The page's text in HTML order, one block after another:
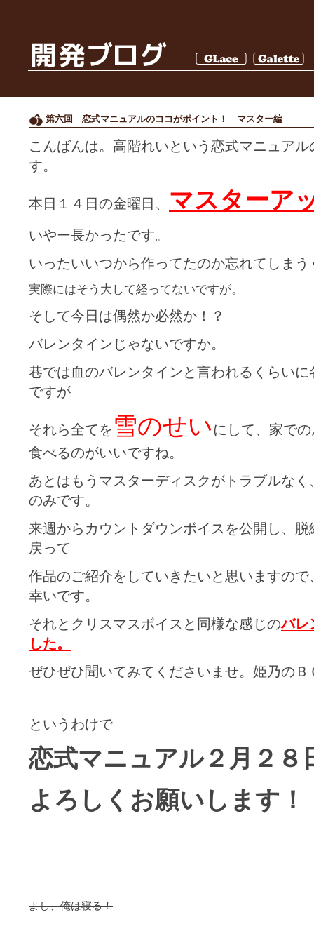
第六回 恋式マニュアルのココがポイント！ マスター編
こんばんは。高階れいという恋式マニュア
す。
本日１４日の金曜日、 マスターア
いやー長かったです。
いったいいつから作ってたのか忘れてしま
実際にはそう大して経ってないですが。
そして今日は偶然か必然か！？
バレンタインじゃないですか。
巷では血のバレンタインと言われるくらい
ですが
それら全てを 雪のせいにして、家で
食べるのがいいですね。
あとはもうマスターディスクがトラブルな
のみです。
来週からカウントダウンボイスを公開し、
戻って
作品のご紹介をしていきたいと思いますの
幸いです。
それとクリスマスボイスと同様な感じのバレ
した。
ぜひぜひ聞いてみてくださいませ。姫乃の
というわけで
恋式マニュアル２月２８
よろしくお願いします！
よし、俺は寝る！